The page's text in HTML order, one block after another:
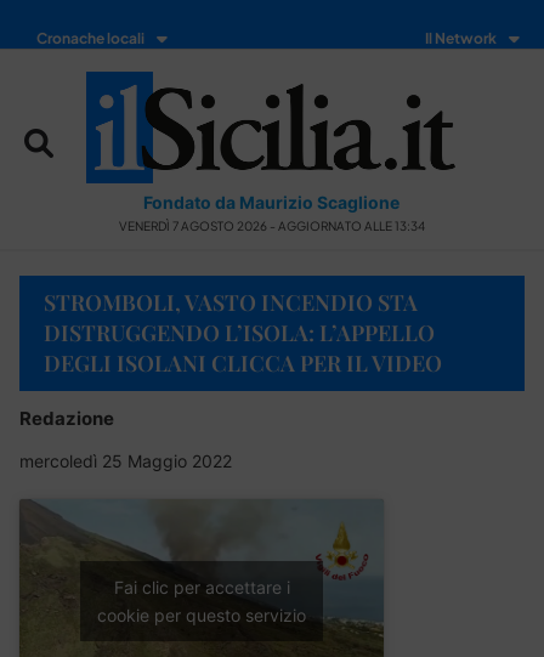
Cronache locali Il Network
Fondato da Maurizio Scaglione
VENERDÌ 7 AGOSTO 2026 - AGGIORNATO ALLE 13:34
STROMBOLI, VASTO INCENDIO STA
DISTRUGGENDO L’ISOLA: L’APPELLO
DEGLI ISOLANI CLICCA PER IL VIDEO
Redazione
mercoledì 25 Maggio 2022
Fai clic per accettare i
cookie per questo servizio